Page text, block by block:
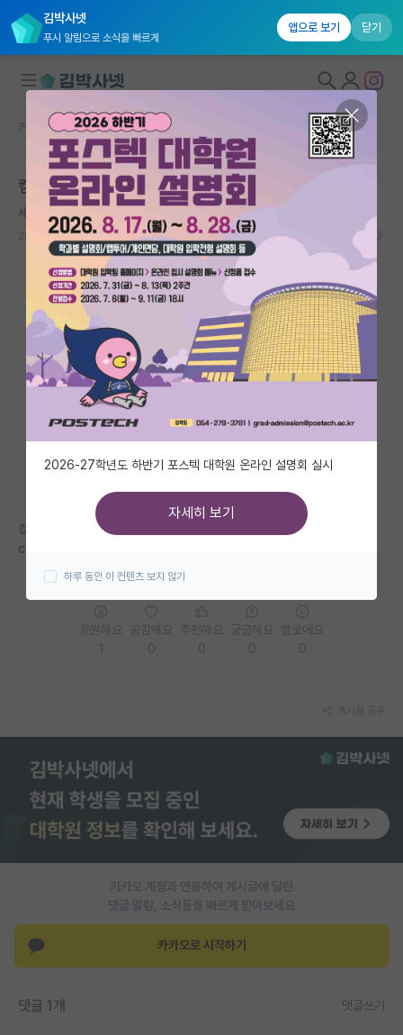
김박사넷
푸시 알림으로 소식을 빠르게
앱으로 보기 닫기
대학원생 모집
국내대학원 정보
연구실&오픈랩
커뮤니티
커뮤니티 홈
전체글보기
베스트 게시판
IF 명예의전당
자유 게시판(아무개랩)
미국 유학 게시판
미국 대학원 합격 후기 게시판
대학원 합격 후기 게시판
취업 게시판
임용 후기 게시판
PI 전용 게시판
특수/전문대학원 게시판
학술 정보 게시판
커뮤니티 홈 자유 게시판(아무개랩)
컴퓨터비전 학과
세심한 어니스트 헤밍웨이
2025.04.09 1 1238
컴퓨터 비전이 컴공, ai 대학원, 전기전자 모두 분포해 있던데 과 상관 없이
cv는 대부분 타대생이 들어가기 힘든가요??
카카오 계정과 연동하여 게시글에 달린
댓글 알람, 소식등을 빠르게 받아보세요
카카오로 시작하기
댓글 1개 댓글쓰기
2026-27학년도 하반기 포스텍 대학원 온라인 설명회 실시
자세히 보기
하루 동안 이 컨텐츠 보지 않기